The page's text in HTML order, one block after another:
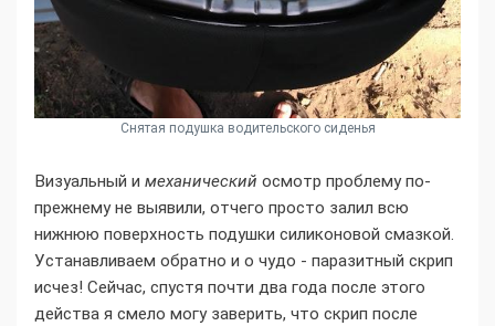
Снятая подушка водительского сиденья
Визуальный и механический осмотр проблему по-
прежнему не выявили, отчего просто залил всю
нижнюю поверхность подушки силиконовой смазкой.
Устанавливаем обратно и о чудо - паразитный скрип
исчез! Сейчас, спустя почти два года после этого
действа я смело могу заверить, что скрип после